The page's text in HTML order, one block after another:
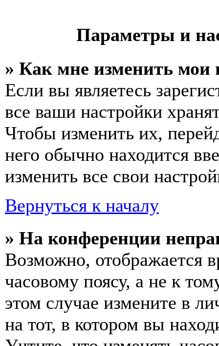
Параметры и
» Как мне изменить мои
Если вы являетесь
все ваши настройки
Чтобы изменить их,
него обычно находится
изменить все свои
Вернуться к началу
» На конференции
Возможно, отображается
часовому поясу, а не к
этом случае измените в
на тот, в котором вы